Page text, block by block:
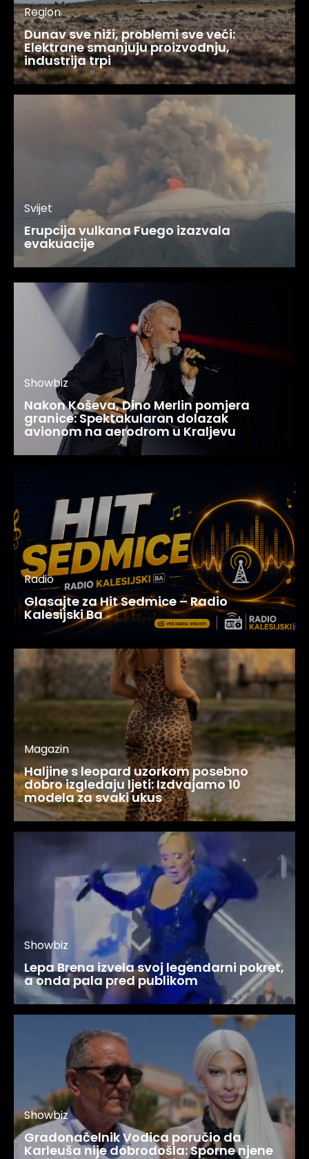
Region
Dunav sve niži, problemi sve veći:
Elektrane smanjuju proizvodnju,
industrija trpi
Svijet
Erupcija vulkana Fuego izazvala
evakuacije
Showbiz
Nakon Koševa, Dino Merlin pomjera
granice: Spektakularan dolazak
avionom na aerodrom u Kraljevu
Radio
Glasajte za Hit Sedmice – Radio
Kalesijski Ba
Magazin
Haljine s leopard uzorkom posebno
dobro izgledaju ljeti: Izdvajamo 10
modela za svaki ukus
Showbiz
Lepa Brena izvela svoj legendarni pokret,
a onda pala pred publikom
Showbiz
Gradonačelnik Vodica poručio da
Karleuša nije dobrodošla: Sporne njene